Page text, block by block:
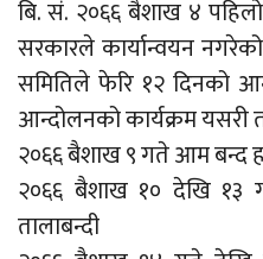
बि. सं. २०६६ बैशाख ४
सरकारले कार्यान्वयन
समितिले फेरि १२ दिनको
आन्दोलनको कार्यक्रम यसरी
२०६६ बैशाख ९ गते आम बन्द
२०६६ बैशाख १० देखि १३
तालाबन्दी